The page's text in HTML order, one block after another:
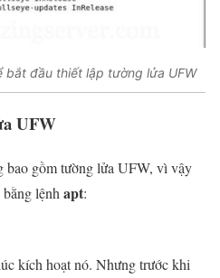
đầu thiết lập tường lửa UFW
UFW
bao gồm tường lửa UFW, vì vậy
lệnh apt:
kích hoạt nó. Nhưng trước khi